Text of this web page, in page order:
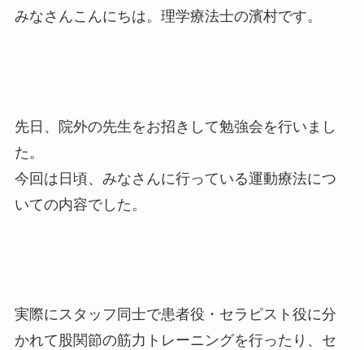
みなさんこんにちは。理学療法士の濱村です。
先日、院外の先生をお招きして勉強会を行いまし
た。
今回は日頃、みなさんに行っている運動療法につ
いての内容でした。
実際にスタッフ同士で患者役・セラピスト役に分
かれて股関節の筋力トレーニングを行ったり、セ